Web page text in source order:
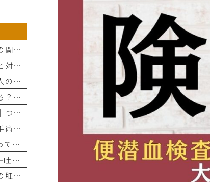
血便・虚血性腸炎の原因と年齢の関係を専門医がわかりやすく解説
大腸内視鏡後に下痢が続く原因と対処法｜つくば市の専門クリニックが解説
大腸内視鏡検査を受けられない人の特徴と対処法｜つくば市の専門クリニック
大腸内視鏡検査は当日仕事できる？検査後の注意点と流れを解説｜つくば
大腸内視鏡の下剤の種類と比較｜つくば市の専門クリニックが解説
痔の手術の種類を比較｜日帰り手術に対応したつくばの肛門外科
便秘があるけどマンジャロを使って大丈夫？消化器内視鏡専門医が答えます｜つくば
マンジャロの副作用がつらい——吐き気・下痢・便秘との付き合い方と受診の目安｜つくばの内視鏡専門医が解説
痔と妊娠中の対処法｜つくば市の肛門外科専門クリニックが解説